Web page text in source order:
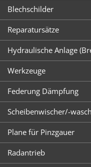
Blechschilder
Reparatursätze
Hydraulische Anlage
Werkzeuge
Federung Dämpfung
Scheibenwischer/-
Plane für Pinzgauer
Radantrieb